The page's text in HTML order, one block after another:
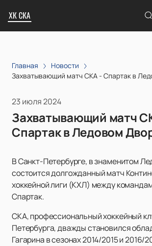
ХК СКА
Главная
Новости
Захватывающий матч СКА - Спартак в
23 июля 2024
Захватывающий матч
Спартак в Ледовом
В Санкт-Петербурге, в знаменитом
состоится долгожданный матч
хоккейной лиги (КХЛ) между
Спартак.
СКА, профессиональный хоккейный
Петербурга, дважды становился
Гагарина в сезонах 2014/2015 и 2016/